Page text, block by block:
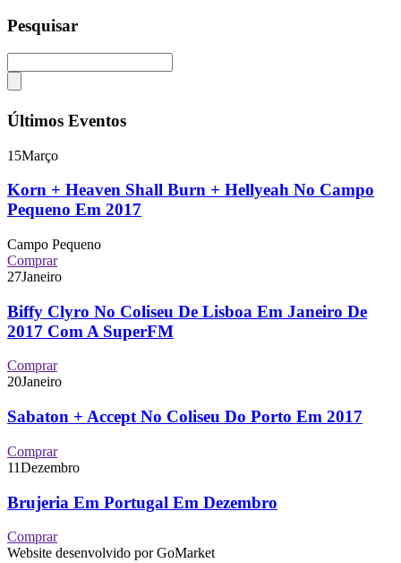
Pesquisar
Últimos Eventos
15Março
Korn + Heaven Shall Burn + Hellyeah No Campo
Pequeno Em 2017
Campo Pequeno
Comprar
27Janeiro
Biffy Clyro No Coliseu De Lisboa Em Janeiro De
2017 Com A SuperFM
Comprar
20Janeiro
Sabaton + Accept No Coliseu Do Porto Em 2017
Comprar
11Dezembro
Brujeria Em Portugal Em Dezembro
Comprar
Website desenvolvido por GoMarket